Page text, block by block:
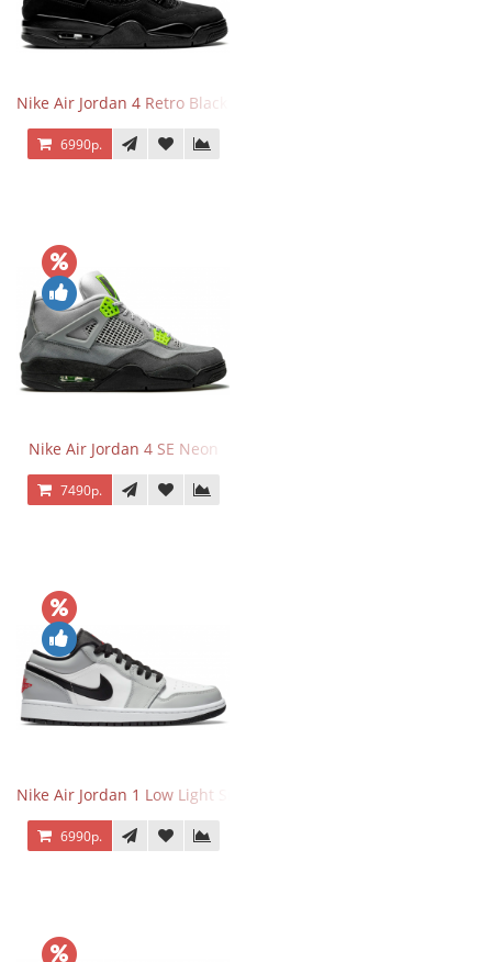
Nike Air Jordan 4 Retro Black Cat
6990р.
Nike Air Jordan 4 SE Neon
7490р.
Nike Air Jordan 1 Low Light Smoke Grey
6990р.